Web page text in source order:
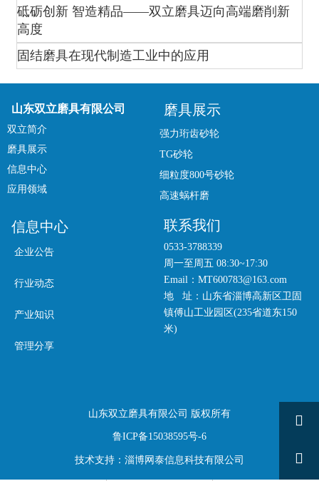
砥砺创新 智造精品——双立磨具迈向高端磨削新
高度
固结磨具在现代制造工业中的应用
山东双立磨具有限公司
双立简介
磨具展示
信息中心
应用领域
磨具展示
强力珩齿砂轮
TG砂轮
细粒度800号砂轮
高速蜗杆磨
信息中心
企业公告
行业动态
产业知识
管理分享
联系我们
0533-3788339
周一至周五 08:30~17:30
Email：MT600783@163.com
地 址：山东省淄博高新区卫固
镇傅山工业园区(235省道东150
米)
山东双立磨具有限公司 版权所有
鲁ICP备15038595号-6
技术支持：淄博网泰信息科技有限公司

